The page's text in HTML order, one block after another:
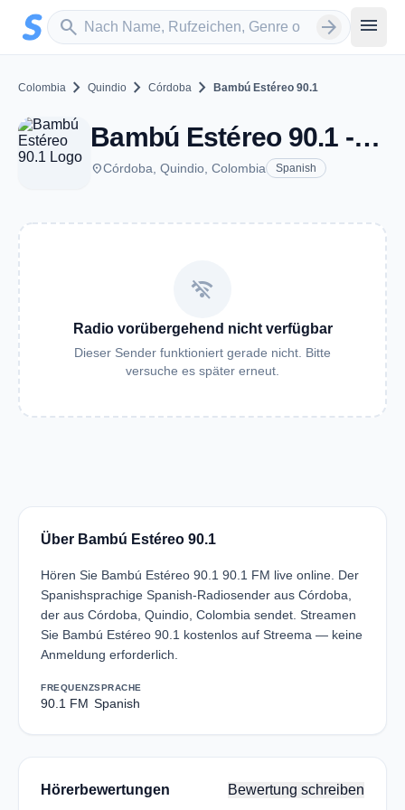
Zum Hauptinhalt springen
search
Sender suchen arrow_forward menu
Colombia chevron_right Quindio chevron_right Córdoba chevron_right Bambú Estéreo 90.1
Bambú Estéreo 90.1 - FM 90.1 - Córdoba
placeCórdoba, Quindio, Colombia Spanish
wifi_off
Radio vorübergehend nicht verfügbar
Dieser Sender funktioniert gerade nicht. Bitte
versuche es später erneut.
Über Bambú Estéreo 90.1
Hören Sie Bambú Estéreo 90.1 90.1 FM live online. Der
Spanishsprachige Spanish-Radiosender aus Córdoba,
der aus Córdoba, Quindio, Colombia sendet. Streamen
Sie Bambú Estéreo 90.1 kostenlos auf Streema — keine
Anmeldung erforderlich.
FREQUENZ
90.1 FM
SPRACHE
Spanish
Hörerbewertungen Bewertung schreiben